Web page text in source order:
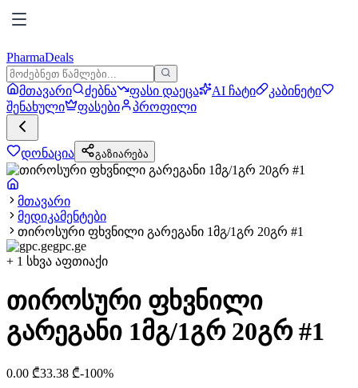
PharmaDeals
მთავარი ძებნა ფასი დაეცა AI ჩატი
კაბინეტი
შენახული
ფასები პროფილი
დონაცია გაზიარება
მთავარი
მედიკამენტები
თიროსური ფხვნილი გარეგანი 1მგ/1გრ 20გრ #1
gpc.ge
+ 1 სხვა აფთიაქი
თიროსური ფხვნილი
გარეგანი 1მგ/1გრ 20გრ #1
0.00 ₾33.38 ₾-100%